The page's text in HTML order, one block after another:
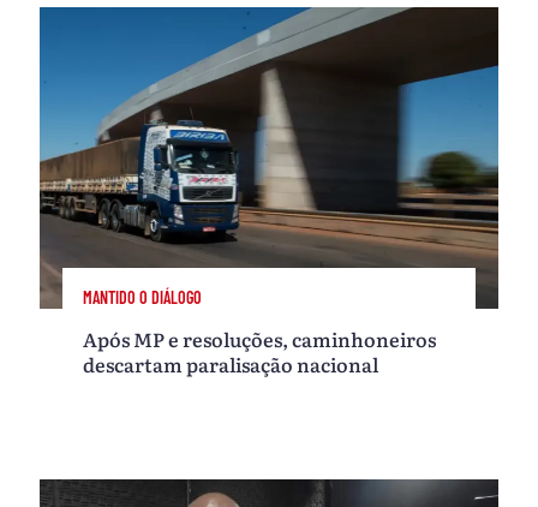
MANTIDO O DIÁLOGO
Após MP e resoluções, caminhoneiros
descartam paralisação nacional